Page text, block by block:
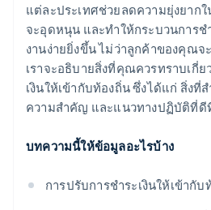
เลือกโครงสร้างพื้นฐานที่ขยายต
ของคุณ
อย่าแค่เปิดตัวแล้วจบ
แต่ละประเทศช่วยลดความยุ่งยาก
จะอุดหนุน และทําให้กระบวนการชํ
งานง่ายยิ่งขึ้น ไม่ว่าลูกค้าของคุณ
เราจะอธิบายสิ่งที่คุณควรทราบเกี่ย
เงินให้เข้ากับท้องถิ่น ซึ่งได้แก่ สิ่ง
ความสําคัญ และแนวทางปฏิบัติที่ดี
บทความนี้ให้ข้อมูลอะไรบ้าง
การปรับการชําระเงินให้เข้ากั